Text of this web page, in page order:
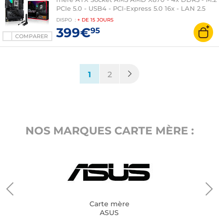
COMPARER
PCIe 5.0 - USB4 - PCI-Express 5.0 16x - LAN 2.5
GbE + Wi-Fi 7/Bluetooth 5.4
DISPO : + DE 15 JOURS
399€95
1 (current)
2
NOS MARQUES CARTE MÈRE :
Carte mère
ASUS